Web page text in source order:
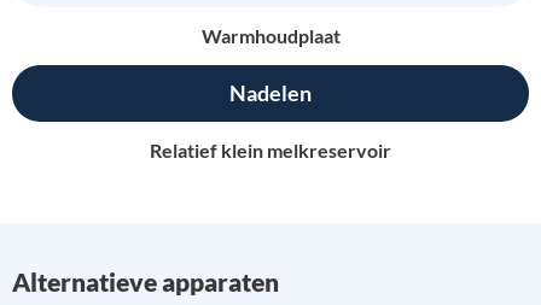
Warmhoudplaat
Nadelen
Relatief klein melkreservoir
Alternatieve apparaten